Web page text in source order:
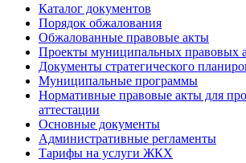
Каталог документов
Порядок обжалования
Обжалованные правовые акты
Проекты муниципальных правовых
Документы стратегического
Муниципальные программы
Нормативные правовые акты для
аттестации
Основные документы
Административные регламенты
Тарифы на услуги ЖКХ